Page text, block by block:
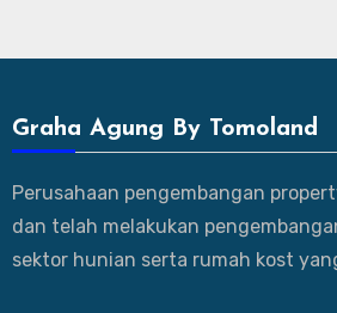
Graha Agung By Tomoland
Perusahaan pengembangan
dan telah melakukan
sektor hunian serta rumah kost